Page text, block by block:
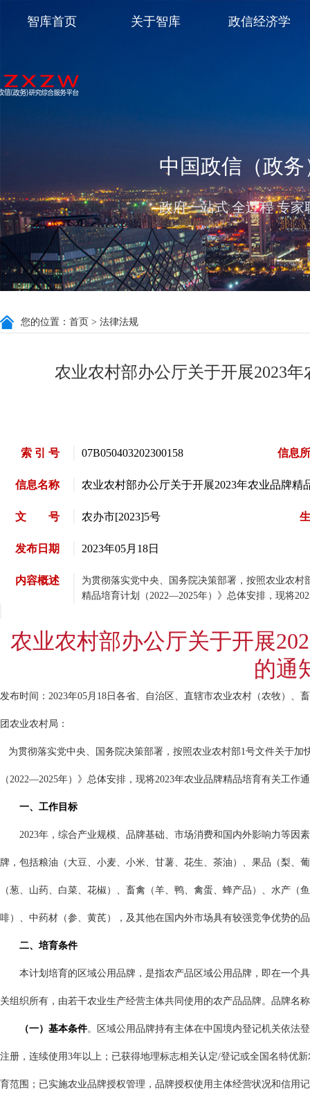
中国政信（政
政府一站式 全过程 专
智库首页 关于智库 政信经济学
您的位置： 首页 > 法律法规
农业农村部办公厅关于开展2023
索 引 号 07B050403202300158 信息
信息名称 农业农村部办公厅关于开展2023年农业品牌精
文 号 农办市[2023]5号
发布日期 2023年05月18日
内容概述
为贯彻落实党中央、国务院决策部署，按照农业农
精品培育计划（2022—2025年）》总体安排，现将
农业农村部办公厅关于开展
的通
发布时间：2023年05月18日 各省、自治区、直辖市农业农村（农牧）、
团农业农村局：
为贯彻落实党中央、国务院决策部署，按照农业农村部1号文件关于加
（2022—2025年）》总体安排，现将2023年农业品牌精品培育有关工作
一、工作目标
2023年，综合产业规模、品牌基础、市场消费和国内外影响力等因
牌，包括粮油（大豆、小麦、小米、甘薯、花生、茶油）、果品（梨、
（葱、山药、白菜、花椒）、畜禽（羊、鸭、禽蛋、蜂产品）、水产
啡）、中药材（参、黄芪），及其他在国内外市场具有较强竞争优势的
二、培育条件
本计划培育的区域公用品牌，是指农产品区域公用品牌，即在一个
关组织所有，由若干农业生产经营主体共同使用的农产品品牌。品牌名
（一）基本条件。区域公用品牌持有主体在中国境内登记机关依法
注册，连续使用3年以上；已获得地理标志相关认定/登记或全国名特优
育范围；已实施农业品牌授权管理，品牌授权使用主体经营状况和信用